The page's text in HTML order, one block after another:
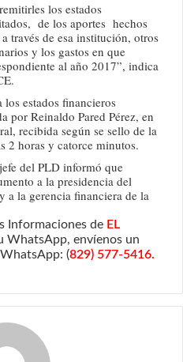
los estados
de los aportes hechos
través de esa institución, otros
y los gastos en que
al año 2017”, indica
estados financieros
por Reinaldo Pared Pérez, en
recibida según se sello de la
2 horas y catorce minutos.
del PLD informó que
a la presidencia del
a la gerencia financiera de la
Informaciones de EL
WhatsApp, envíenos un
(829) 577-5416.